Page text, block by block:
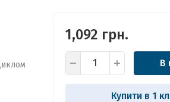
1,092 грн.
В
Купити в 1